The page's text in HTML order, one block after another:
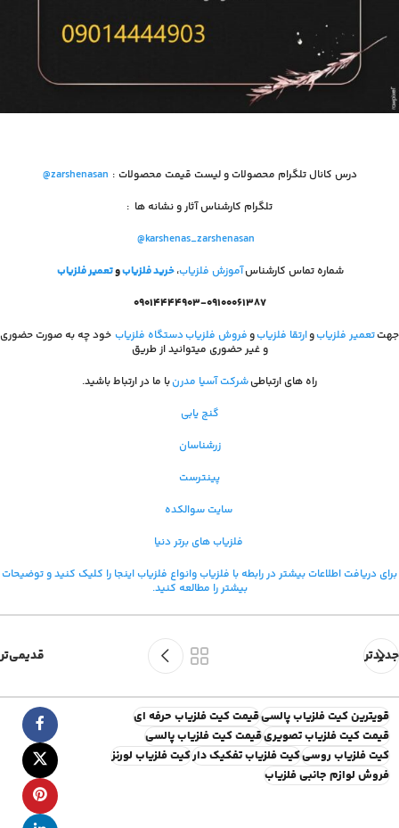
درس کانال تلگرام محصولات و لیست قیمت محصولات :
@zarshenasan
تلگرام کارشناس آثار و نشانه ها :
@karshenas_zarshenasan
شماره تماس کارشناسآموزش فلزیاب،خرید فلزیابوتعمیر فلزیاب
۰۹۰۱۴۴۴۴۹۰۳-۰۹۱۰۰۰۶۱۳۸۷
جهتتعمیر فلزیابوارتقا فلزیابوفروش فلزیابدستگاه فلزیاب خود چه به صورت حضوری
و غیر حضوری میتوانید از طریق
راه های ارتباطیشرکت آسیا مدرنبا ما در ارتباط باشید.
گنج یابی
زرشناسان
پینترست
سایت سوالکده
فلزیاب های برتر دنیا
برای دریافت اطلاعات بیشتر در رابطه با فلزیاب وانواع فلزیاب اینجا را کلیک کنید و توضیحات
بیشتر را مطالعه کنید.
جدیدتر قدیمی‌تر
قویترین کیت فلزیاب پالسیقیمت کیت فلزیاب حرفه ای
قیمت کیت فلزیاب تصویریقیمت کیت فلزیاب پالسی
کیت فلزیاب روسیکیت فلزیاب تفکیک دارکیت فلزیاب لورنز
فروش لوازم جانبی فلزیاب